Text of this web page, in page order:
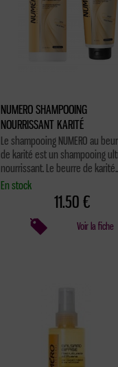
NUMERO SHAMPOOING
NOURRISSANT KARITÉ
Le shampooing NUMERO au
de karité est un shampooing
nourrissant. Le beurre de
En stock
11.50 €
Voir la fiche